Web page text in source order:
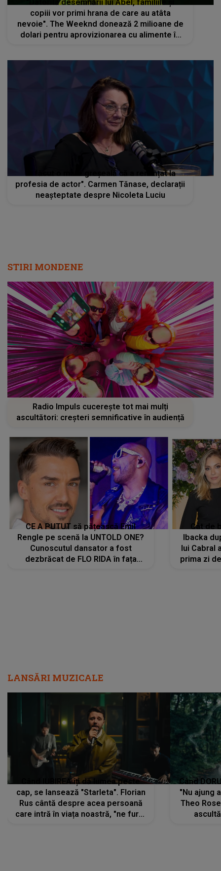
"Datorită desemnării lui Abel, familiile și
copiii vor primi hrana de care au atâta
nevoie". The Weeknd donează 2 milioane de
dolari pentru aprovizionarea cu alimente în
"A făcut o mare greșeală că a renunțat la
profesia de actor". Carmen Tănase, declarații
neașteptate despre Nicoleta Luciu
STIRI MONDENE
Radio Impuls cucerește tot mai mulți
ascultători: creșteri semnificative în audiență
CE A PUTUT să pățească Emil
Rengle pe scenă la UNTOLD ONE?
Cunoscutul dansator a fost
dezbrăcat de FLO RIDA în fața
Cât de
Ibacka
lui Cabral
prima zi
LANSĂRI MUZICALE
Când IUBIREA îți dă lumea peste
cap, se lansează "Starleta". Florian
Rus cântă despre acea persoană
care intră în viața noastră, "ne fură"
Când
"Nu ajung
Theo